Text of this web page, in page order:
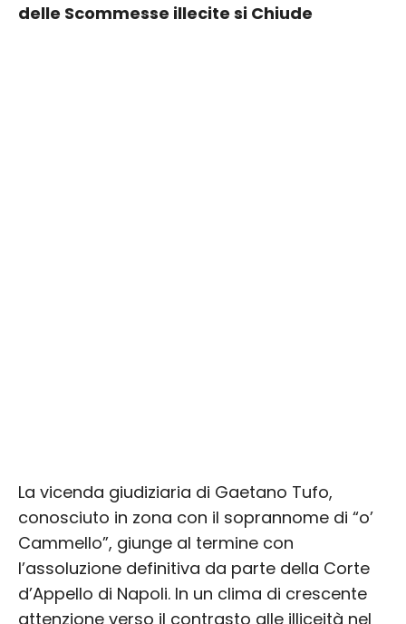
delle Scommesse illecite si Chiude
La vicenda giudiziaria di Gaetano Tufo,
conosciuto in zona con il soprannome di “o’
Cammello”, giunge al termine con
l’assoluzione definitiva da parte della Corte
d’Appello di Napoli. In un clima di crescente
attenzione verso il contrasto alle illiceità nel